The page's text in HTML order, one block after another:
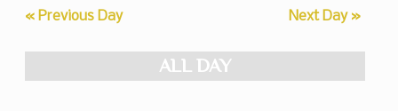
« Previous Day Next Day »
ALL DAY